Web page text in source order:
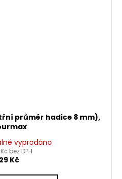
průměr hadice 8 mm),
vyprodáno
bez DPH
Kč